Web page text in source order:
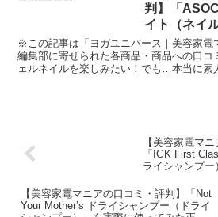
判】「
イト（ネイ
ってみた正
※この記事は「ヨガユニバース｜美容家電
編集部に寄せられた各商品・商品への口コ
ェルネイルを楽しみたい！でも…本当に素
【美容家電マ
「IGK First
ライシャンプー
【美容家電マニアの口コミ・評判】「Not
Your Mother’s ドライシャンプー（ドライ